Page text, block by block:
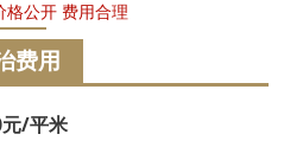
格公开 费用合理
费用
/平米